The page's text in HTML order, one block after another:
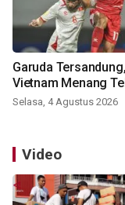
Garuda Tersandung,
Vietnam Menang
Selasa, 4 Agustus 2026
Video